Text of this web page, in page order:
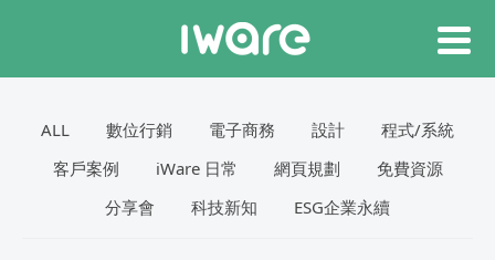
ALL 數位行銷 電子商務 設計
程式/系統
客戶案例
iWare 日常 網頁規劃
免費資源
分享會
科技新知 ESG企業永續